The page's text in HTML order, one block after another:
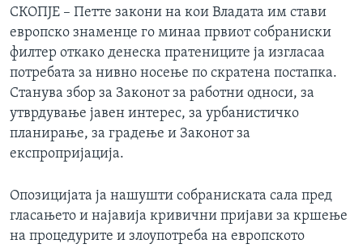
СКОПЈЕ – Петте закони на кои Владата им стави
европско знаменце го минаа првиот собраниски
филтер откако денеска пратениците ја изгласаа
потребата за нивно носење по скратена постапка.
Станува збор за Законот за работни односи, за
утврдување јавен интерес, за урбанистичко
планирање, за градење и Законот за
експропријација.
Опозицијата ја нашушти собраниската сала пред
гласањето и најавија кривични пријави за кршење
на процедурите и злоупотреба на европското